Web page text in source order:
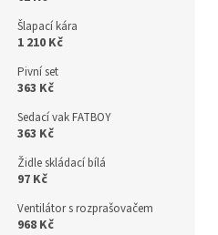
Šlapací kára
1 210 Kč
Pivní set
363 Kč
Sedací vak FATBOY
363 Kč
Židle skládací bílá
97 Kč
Ventilátor s rozprašovačem
968 Kč